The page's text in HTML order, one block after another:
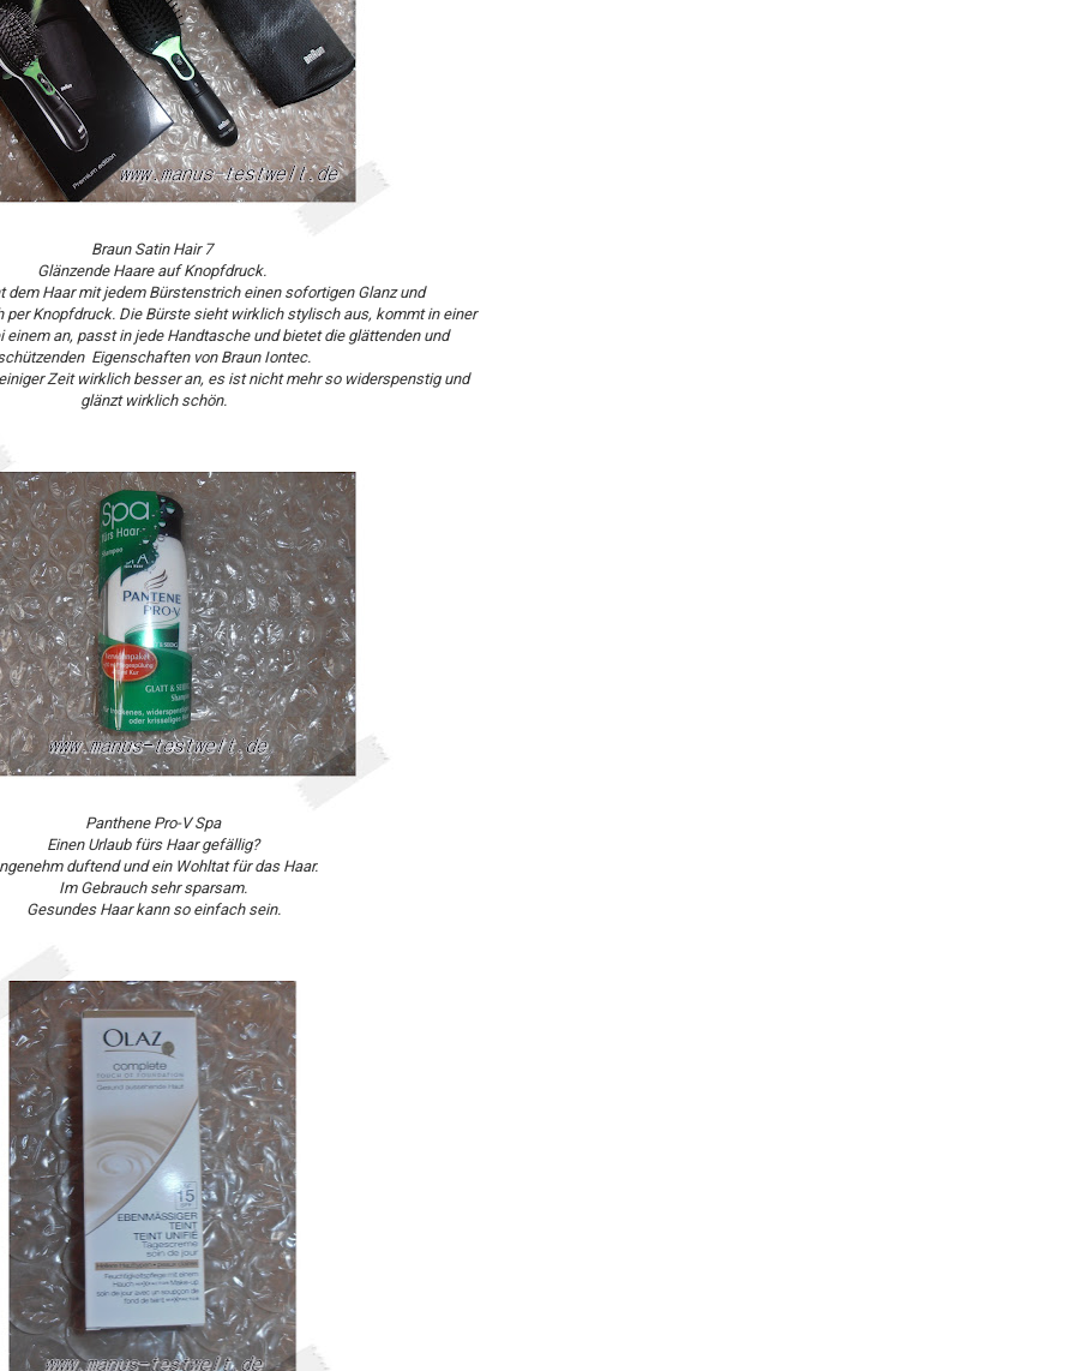
Braun Satin Hair 7
Glänzende Haare auf Knopfdruck.
dem Haar mit jedem Bürstenstrich einen sofortigen Glanz und
Knopfdruck. Die Bürste sieht wirklich stylisch aus, kommt in einer
einem an, passt in jede Handtasche und bietet die glättenden und
Eigenschaften von Braun Iontec.
Zeit wirklich besser an, es ist nicht mehr so widerspenstig und
glänzt wirklich schön.
Panthene Pro-V Spa
Einen Urlaub fürs Haar gefällig?
duftend und ein Wohltat für das Haar.
Im Gebrauch sehr sparsam.
Gesundes Haar kann so einfach sein.